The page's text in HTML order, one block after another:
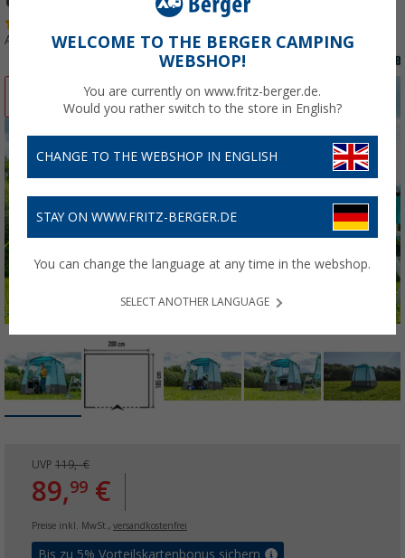
Art.-Nr.: 336840
UVP 119,- €
89,99 €
Preise inkl. MwSt., versandkostenfrei
Bis zu 5% Vorteilskartenbonus sichern
WELCOME TO THE BERGER CAMPING
WEBSHOP!
You are currently on www.fritz-berger.de.
Would you rather switch to the store in English?
CHANGE TO THE WEBSHOP IN ENGLISH
STAY ON WWW.FRITZ-BERGER.DE
You can change the language at any time in the webshop.
SELECT ANOTHER LANGUAGE